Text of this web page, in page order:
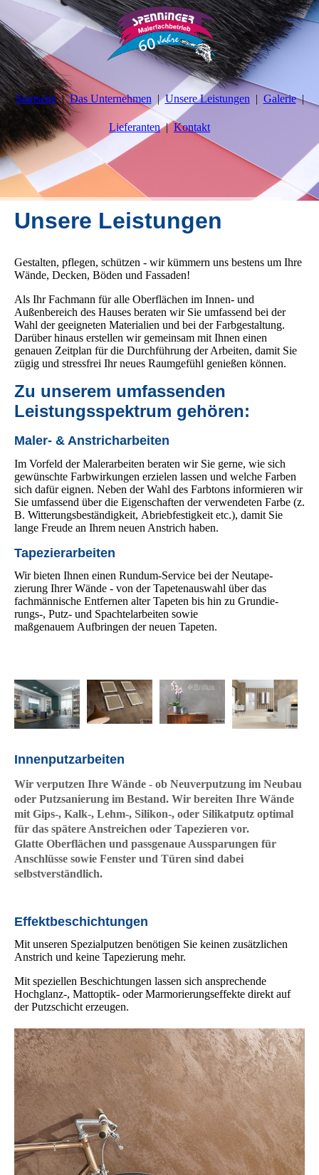
Startseite Das Unternehmen Unsere Leistungen Galerie
Lieferanten Kontakt
Unsere Leistungen
Gestalten, pflegen, schützen - wir kümmern uns bestens um Ihre
Wände, Decken, Böden und Fassaden!
Als Ihr Fachmann für alle Oberflächen im Innen- und
Außenbereich des Hauses beraten wir Sie umfassend bei der
Wahl der geeigneten Materialien und bei der Farbgestaltung.
Darüber hinaus erstellen wir gemeinsam mit Ihnen einen
genauen Zeitplan für die Durchführung der Arbeiten, damit Sie
zügig und stressfrei Ihr neues Raumgefühl genießen können.
Zu unserem umfassenden
Leistungsspektrum gehören:
Maler- & Anstricharbeiten
Im Vorfeld der Malerarbeiten beraten wir Sie gerne, wie sich
gewünschte Farbwirkungen erzielen lassen und welche Farben
sich dafür eignen. Neben der Wahl des Farbtons informieren wir
Sie umfassend über die Eigenschaften der verwendeten Farbe (z.
B. Witterungsbeständigkeit, Abrieb­fest­igkeit etc.), damit Sie
lange Freude an Ihrem neuen Anstrich haben.
Tapezierarbeiten
Wir bieten Ihnen einen Rundum-Service bei der Neu­ta­pe­
zierung Ihrer Wände - von der Tapetenauswahl über das
fachmännische Entfernen alter Tapeten bis hin zu Grundie­
rungs-, Putz- und Spachtelarbeiten sowie
maßgenauem Aufbringen der neuen Tapeten.
Innenputzarbeiten
Wir verputzen Ihre Wände - ob Neuverputzung im Neubau
oder Putzsanierung im Bestand. Wir bereiten Ihre Wände
mit Gips-, Kalk-, Lehm-, Silikon-, oder Silikatputz optimal
für das spätere Anstreichen oder Tapezieren vor.
Glatte Ober­flächen und passgenaue Aussparungen für
Anschlüsse sowie Fenster und Türen sind dabei
selbstverständlich.
Effektbeschichtungen
Mit unseren Spezialputzen benötigen Sie keinen zu­sätz­lichen
Anstrich und keine Tapezierung mehr.
Mit speziellen Beschichtungen lassen sich ansprechende
Hochglanz-, Mattoptik- oder Marmorierungseffekte direkt auf
der Putzschicht erzeugen.